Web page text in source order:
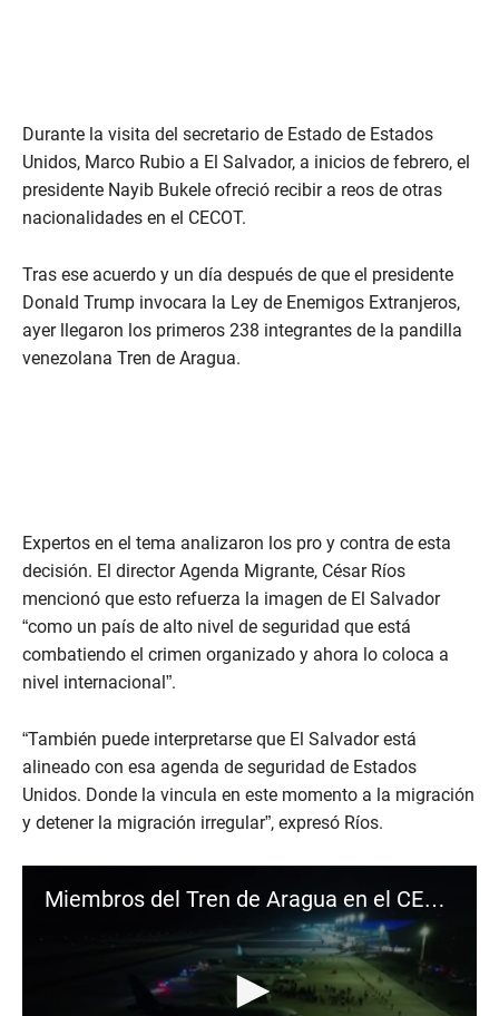
Durante la visita del secretario de Estado de Estados
Unidos, Marco Rubio a El Salvador, a inicios de febrero, el
presidente Nayib Bukele ofreció recibir a reos de otras
nacionalidades en el CECOT.
Tras ese acuerdo y un día después de que el presidente
Donald Trump invocara la Ley de Enemigos Extranjeros,
ayer llegaron los primeros 238 integrantes de la pandilla
venezolana Tren de Aragua.
Expertos en el tema analizaron los pro y contra de esta
decisión. El director Agenda Migrante, César Ríos
mencionó que esto refuerza la imagen de El Salvador
“como un país de alto nivel de seguridad que está
combatiendo el crimen organizado y ahora lo coloca a
nivel internacional”.
“También puede interpretarse que El Salvador está
alineado con esa agenda de seguridad de Estados
Unidos. Donde la vincula en este momento a la migración
y detener la migración irregular”, expresó Ríos.
Miembros del Tren de Aragua en el CECOT